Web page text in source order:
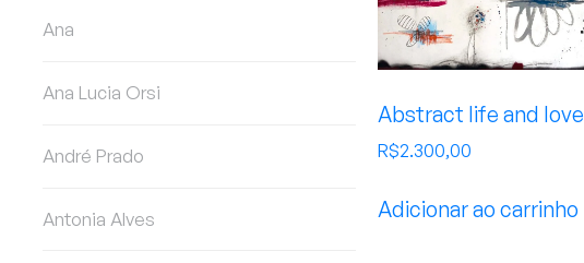
Ana
Ana Lucia Orsi
André Prado
Antonia Alves
Abstract life and love
R$2.300,00
Adicionar ao carrinho